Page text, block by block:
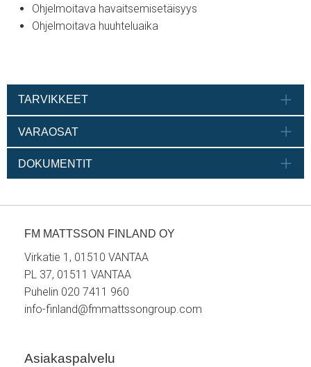
Ohjelmoitava havaitsemisetäisyys
Ohjelmoitava huuhteluaika
TARVIKKEET
VARAOSAT
DOKUMENTIT
FM MATTSSON FINLAND OY
Virkatie 1, 01510 VANTAA
PL 37, 01511 VANTAA
Puhelin 020 7411 960
info-finland@fmmattssongroup.com
Asiakaspalvelu